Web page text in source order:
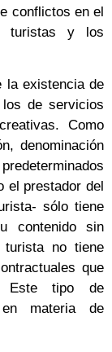
conflictos en el
turistas y los
la existencia de
de servicios
Como
denominación
el prestador del
sólo tiene
contenido sin
no tiene
que
Este tipo de
materia de